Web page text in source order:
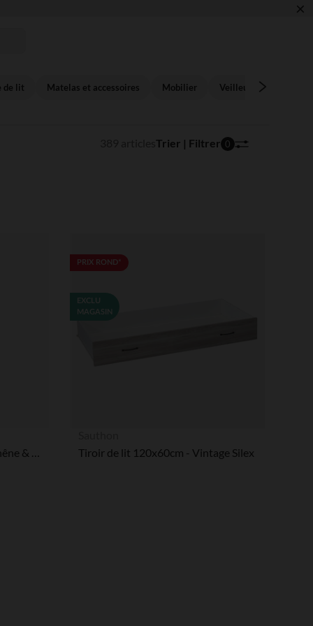
×
de lit Matelas et accessoires Mobilier Veilleuse,éclairage
Trier | Filtrer 0
PRIX ROND*
EXCLU
MAGASIN
Tiroir de lit 120x60cm - Vintage Silex